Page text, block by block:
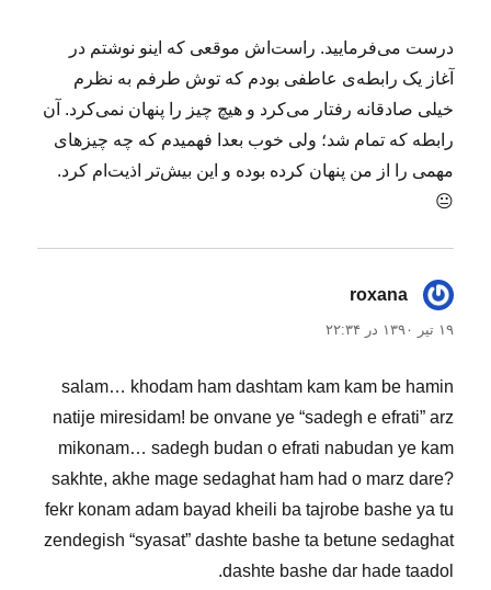
درست می‌فرمایید. راست‌اش موقعی که اینو نوشتم در
آغاز یک رابطه‌ی عاطفی بودم که توش طرفم به نظرم
خیلی صادقانه رفتار می‌کرد و هیچ چیز را پنهان نمی‌کرد. آن
رابطه که تمام شد؛ ولی خوب بعدا فهمیدم که چه چیزهای
مهمی را از من پنهان کرده بوده و این بیش‌تر اذیت‌ام کرد.
😐
roxana
۱۹ تیر ۱۳۹۰ در ۲۲:۳۴
salam… khodam ham dashtam kam kam be hamin
natije miresidam! be onvane ye “sadegh e efrati” arz
mikonam… sadegh budan o efrati nabudan ye kam
sakhte, akhe mage sedaghat ham had o marz dare?
fekr konam adam bayad kheili ba tajrobe bashe ya tu
zendegish “syasat” dashte bashe ta betune sedaghat
dashte bashe dar hade taadol.